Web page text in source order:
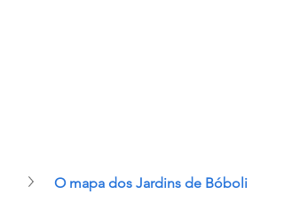
O mapa dos Jardins de Bóboli